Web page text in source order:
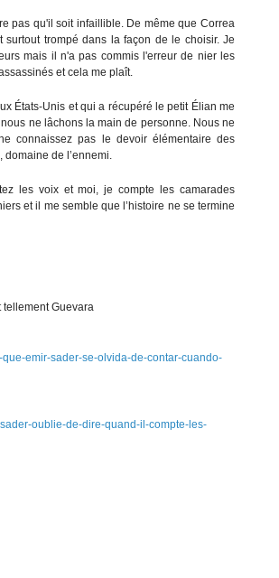
pas qu'il soit infaillible. De même que Correa
trompé dans la façon de le choisir. Je
mais il n'a pas commis l'erreur de nier les
et cela me plaît.
États-Unis et qui a récupéré le petit Élian me
ne lâchons la main de personne. Nous ne
connaissez pas le devoir élémentaire des
de l’ennemi.
les voix et moi, je compte les camarades
et il me semble que l’histoire ne se termine
Guevara
emir-sader-se-olvida-de-contar-cuando-
oublie-de-dire-quand-il-compte-les-